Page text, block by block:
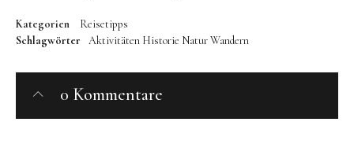
Kategorien
Reisetipps
Schlagwörter
Aktivitäten Historie NaturWandern
0 Kommentare